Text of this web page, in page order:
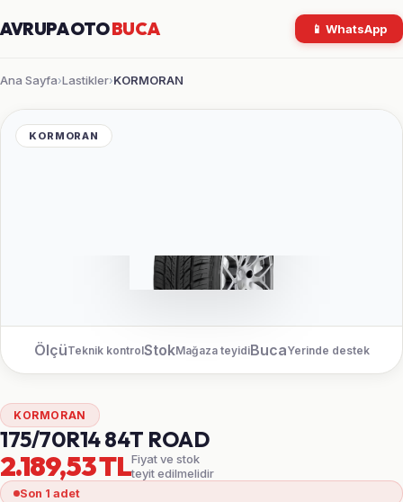
AVRUPA OTOBUCA 📱 WhatsApp
Ana Sayfa›Lastikler›KORMORAN
KORMORAN
ÖlçüTeknik kontrolStokMağaza teyidiBucaYerinde destek
KORMORAN
175/70R14 84T ROAD
2.189,53 TLFiyat ve stok
teyit edilmelidir
Son 1 adet